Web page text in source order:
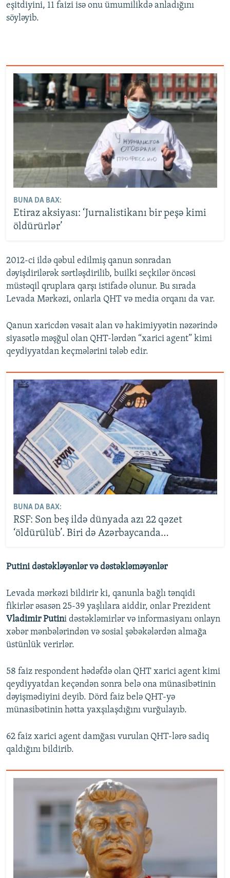
eşitdiyini, 11 faizi isə onu ümumilikdə anladığını
söyləyib.
BUNA DA BAX:
Etiraz aksiyası: ‘Jurnalistikanı bir peşə kimi
öldürürlər’
2012-ci ildə qəbul edilmiş qanun sonradan
dəyişdirilərək sərtləşdirilib, builki seçkilər öncəsi
müstəqil qruplara qarşı istifadə olunur. Bu sırada
Levada Mərkəzi, onlarla QHT və media orqanı da var.
Qanun xaricdən vəsait alan və hakimiyyətin nəzərində
siyasətlə məşğul olan QHT-lərdən “xarici agent” kimi
qeydiyyatdan keçmələrini tələb edir.
BUNA DA BAX:
RSF: Son beş ildə dünyada azı 22 qəzet
‘öldürülüb’. Biri də Azərbaycanda…
Putini dəstəkləyənlər və dəstəkləməyənlər
Levada mərkəzi bildirir ki, qanunla bağlı tənqidi
fikirlər əsasən 25-39 yaşlılara aiddir, onlar Prezident
Vladimir Putini dəstəkləmirlər və informasiyanı onlayn
xəbər mənbələrindən və sosial şəbəkələrdən almağa
üstünlük verirlər.
58 faiz respondent hədəfdə olan QHT xarici agent kimi
qeydiyyatdan keçəndən sonra belə ona münasibətinin
dəyişmədiyini deyib. Dörd faiz belə QHT-yə
münasibətinin hətta yaxşılaşdığını vurğulayıb.
62 faiz xarici agent damğası vurulan QHT-lərə sadiq
qaldığını bildirib.